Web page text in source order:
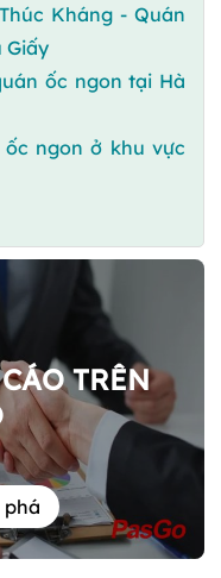
Kháng - Quán
Giấy
ốc ngon tại Hà
ốc ngon ở khu vực
TRÊN
phá